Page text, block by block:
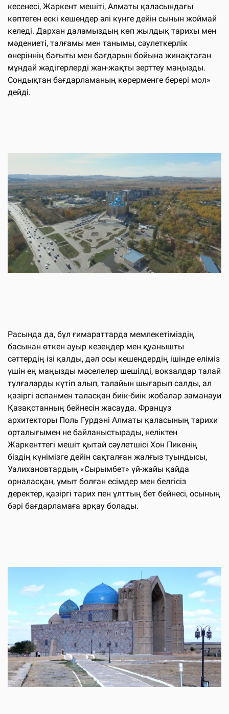
кесенесі, Жаркент мешіті, Алматы қаласындағы
көптеген ескі кешендер әлі күнге дейін сынын жоймай
келеді. Дархан даламыздың көп жылдық тарихы мен
мәдениеті, талғамы мен танымы, сәулеткерлік
өнеріннің бағыты мен бағдарын бойына жинақтаған
мұндай жәдігерлерді жан-жақты зерттеу маңызды.
Сондықтан бағдарламаның көрерменге берері мол»
дейді.
Расында да, бұл ғимараттарда мемлекетіміздің
басынан өткен ауыр кезеңдер мен қуанышты
сәттердің ізі қалды, дәл осы кешендердің ішінде еліміз
үшін ең маңызды мәселелер шешілді, вокзалдар талай
тұлғаларды күтіп алып, талайын шығарып салды, ал
қазіргі аспанмен таласқан биік-биік жобалар заманауи
Қазақстанның бейнесін жасауда. Француз
архитекторы Поль Гурдэні Алматы қаласының тарихи
орталығымен не байланыстырады, неліктен
Жаркенттегі мешіт қытай сәулетшісі Хон Пикенің
біздің күнімізге дейін сақталған жалғыз туындысы,
Уалихановтардың «Сырымбет» үй-жайы қайда
орналасқан, ұмыт болған есімдер мен белгісіз
деректер, қазіргі тарих пен ұлттың бет бейнесі, осының
бәрі бағдарламаға арқау болады.